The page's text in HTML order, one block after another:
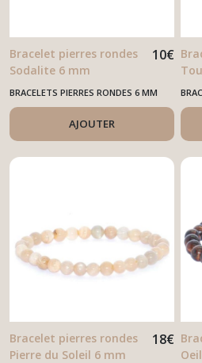
Bracelet pierres rondes
Sodalite 6 mm
10€
BRACELETS PIERRES RONDES 6 MM
AJOUTER
Bracelet pierres rondes
Pierre du Soleil 6 mm
18€